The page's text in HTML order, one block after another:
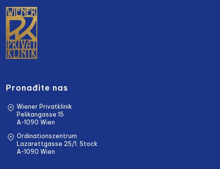
Pronađite nas
Wiener Privatklinik
Pelikangasse 15
A-1090 Wien
Ordinationszentrum
Lazarettgasse 25/1. Stock
A-1090 Wien